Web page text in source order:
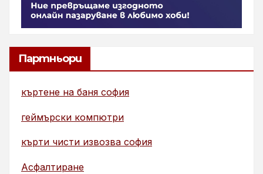
Партньори
къртене на баня софия
геймърски компютри
кърти чисти извозва софия
Асфалтиране